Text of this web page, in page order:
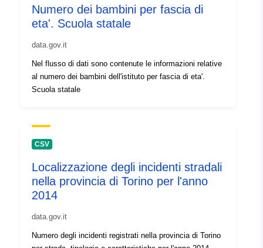
Ajaline katvus:
01 January 2016
Numero dei bambini per fascia di
eta'. Scuola statale
data.gov.it
Nel flusso di dati sono contenute le informazioni relative
al numero dei bambini dell'istituto per fascia di eta'.
Scuola statale
CSV
Localizzazione degli incidenti stradali
nella provincia di Torino per l'anno
2014
data.gov.it
Numero degli incidenti registrati nella provincia di Torino